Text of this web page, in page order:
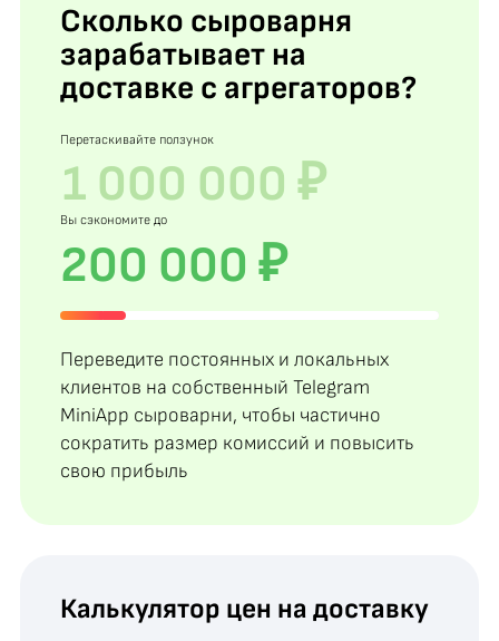
Сколько сыроварня
зарабатывает на
доставке с агрегаторов?
Перетаскивайте ползунок
Вы сэкономите до
200 000 ₽
Переведите постоянных и локальных
клиентов на собственный Telegram
MiniApp сыроварни, чтобы частично
сократить размер комиссий и повысить
свою прибыль
Калькулятор цен на доставку